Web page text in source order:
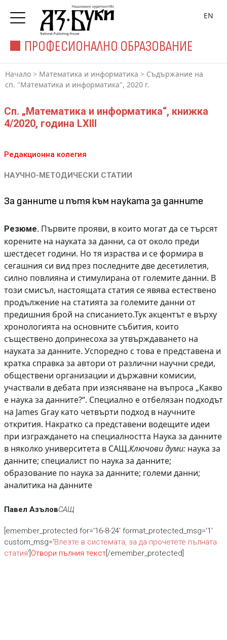
ПРОФЕСИОНАЛНО ОБРАЗОВАНИЕ
EN
Начало > Математика и информатика > Съдържание на
сп. "Математика и информатика", 2020 г.
Сп. „Математика и информатика“, книжка
4/2020, година LXIII
Редакционна колегия
НАУЧНО-МЕТОДИЧЕСКИ СТАТИИ
За данните и пътя към науката за данните
Резюме.Първите прояви, в които могат да се търсят
корените на науката за данни, са от около преди
шестдесет години. Но тя израства и се формира в
сегашния си вид през последните две десетилетия,
силно повлияна и стимулирана от големите данни. В
този смисъл, настоящата статия се явява естествено
продължение на статията за големите данни от
предишния брой на списанието.Тук акцентът е върху
хронологията на основните събития, които
съществено допринесоха за утвърждаването на
науката за данните. Успоредно с това е представена и
кратка справка за автори от различни научни среди,
обществени организации и държавни комисии,
участвали в дебата при изясняване на въпроса „Какво
е наука за данните?“. Специално е отбелязан подходът
на James Gray като четвърти подход в научните
открития. Накратко са представени водещите идеи
при изграждането на специалността Наука за данните
в няколко университета в САЩ.Ключови думи:наука за
данните; специалист по наука за данните;
образование по наука за данните; големи данни;
аналитика на данните
Павел АзъловСАЩ
[emember_protected for='16-8-24' format_protected_msg='1'
custom_msg='Влезте в системата, за да прочетете пълната
статия'] Отвори пълния текст[/emember_protected]